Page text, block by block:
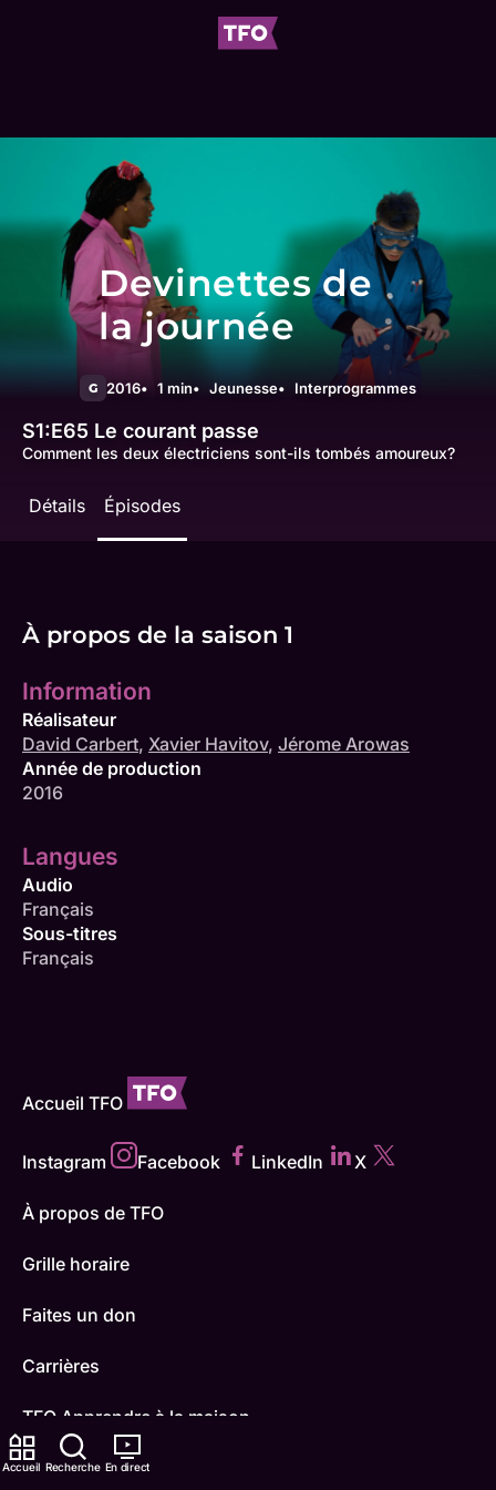
Accueil Recherche En direct
Devinettes de
la journée
G 2016 1 min Jeunesse Interprogrammes
S1:E65 Le courant passe
Comment les deux électriciens sont-ils tombés amoureux?
Détails Épisodes
À propos de la saison 1
Information
Réalisateur
David Carbert, Xavier Havitov, Jérome Arowas
Année de production
2016
Langues
Audio
Français
Sous-titres
Français
Accueil TFO
Instagram Facebook LinkedIn X
À propos de TFO
Grille horaire
Faites un don
Carrières
TFO Apprendre à la maison
Comment nous capter